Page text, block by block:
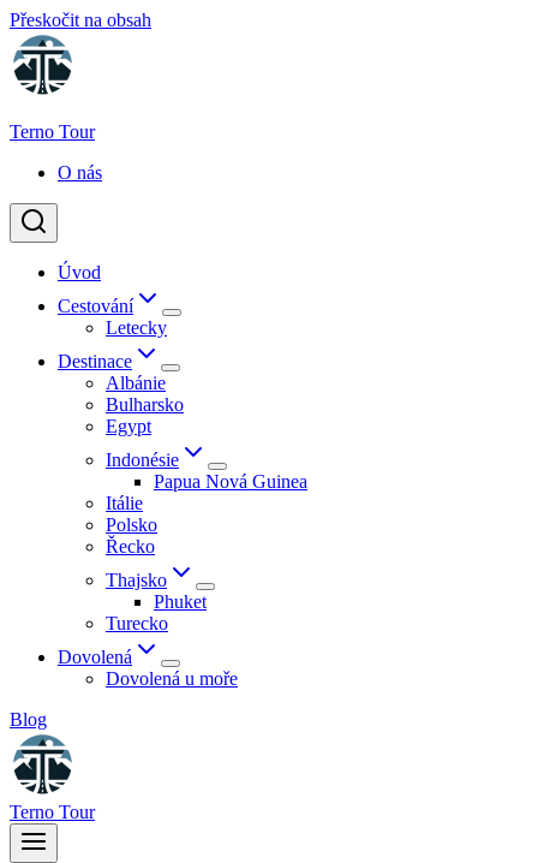
Přeskočit na obsah
Terno Tour
O nás
Úvod
Cestování
Letecky
Destinace
Albánie
Bulharsko
Egypt
Indonésie
Papua Nová Guinea
Itálie
Polsko
Řecko
Thajsko
Phuket
Turecko
Dovolená
Dovolená u moře
Blog
Terno Tour